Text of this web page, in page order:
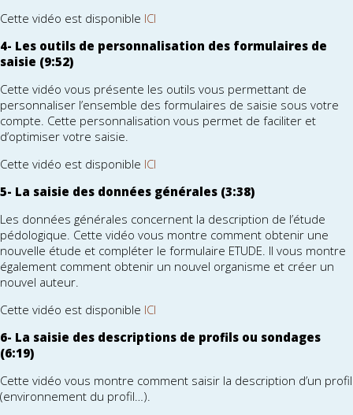
Cette vidéo est disponible ICI
4- Les outils de personnalisation des formulaires de
saisie (9:52)
Cette vidéo vous présente les outils vous permettant de
personnaliser l’ensemble des formulaires de saisie sous votre
compte. Cette personnalisation vous permet de faciliter et
d’optimiser votre saisie.
Cette vidéo est disponible ICI
5- La saisie des données générales (3:38)
Les données générales concernent la description de l’étude
pédologique. Cette vidéo vous montre comment obtenir une
nouvelle étude et compléter le formulaire ETUDE. Il vous montre
également comment obtenir un nouvel organisme et créer un
nouvel auteur.
Cette vidéo est disponible ICI
6- La saisie des descriptions de profils ou sondages
(6:19)
Cette vidéo vous montre comment saisir la description d’un profil
(environnement du profil…).